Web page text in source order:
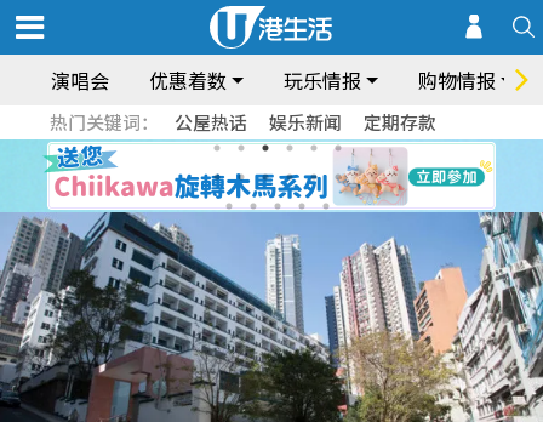
演唱会 优惠着数 玩乐情报 购物情报
热门关键词： 公屋热话 娱乐新闻 定期存款